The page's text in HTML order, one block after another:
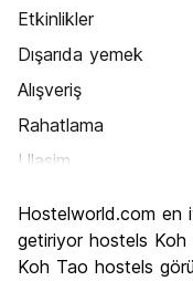
Etkinlikler
Dışarıda yemek
Alışveriş
Rahatlama
Ulasim
Kültür
Gece hayatı
Hostelworld.com en
getiriyor hostels Koh
Koh Tao hostels